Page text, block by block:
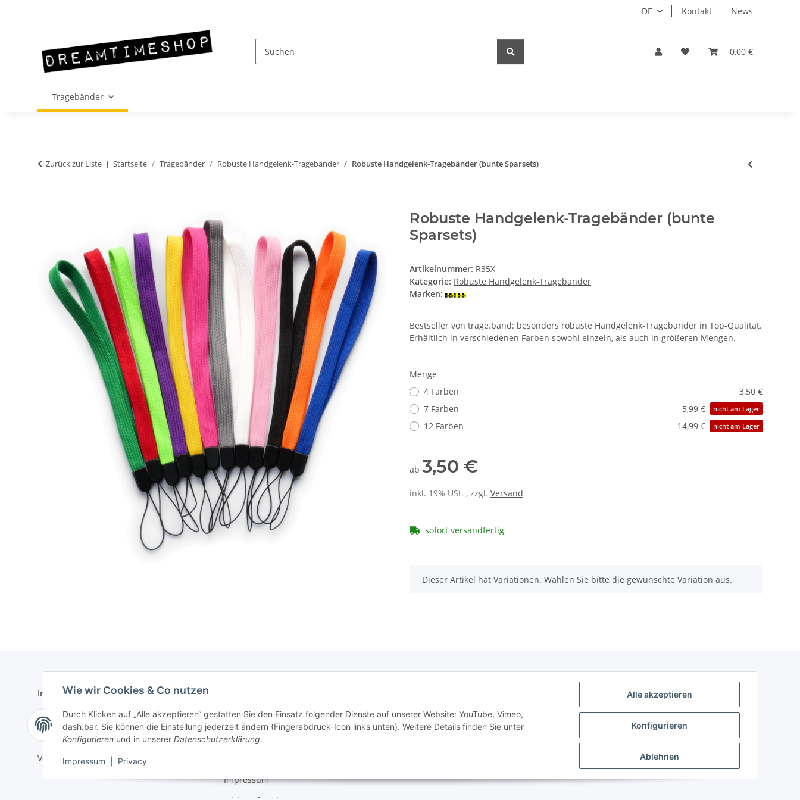
Alle akzeptieren
Konfigurieren
Ablehnen
Wie wir Cookies & Co nutzen
Durch Klicken auf „Alle akzeptieren“ gestatten Sie den Einsatz folgender Dienste auf unserer Website: YouTube, Vimeo,
dash.bar. Sie können die Einstellung jederzeit ändern (Fingerabdruck-Icon links unten). Weitere Details finden Sie unter
Konfigurieren und in unserer Datenschutzerklärung.
Impressum Privacy
DE Kontakt News
0,00 €
Tragebänder
Zurück zur Liste Startseite Tragebänder Robuste Handgelenk-Tragebänder Robuste Handgelenk-Tragebänder (bunte Sparsets)
Robuste Handgelenk-Tragebänder (bunte
Sparsets)
Artikelnummer: R35X
Kategorie: Robuste Handgelenk-Tragebänder
Marken:
Bestseller von trage.band: besonders robuste Handgelenk-Tragebänder in Top-Qualität.
Erhältlich in verschiedenen Farben sowohl einzeln, als auch in größeren Mengen.
Menge
4 Farben
3,50 €
7 Farben
5,99 € nicht am Lager
12 Farben 14,99 € nicht am Lager
ab 3,50 €
inkl. 19% USt. , zzgl. Versand
sofort versandfertig
x
Dieser Artikel hat Variationen. Wählen Sie bitte die gewünschte Variation aus.
Informationen
Wir über uns
Zahlungsmöglichkeiten
Versandinformationen
Datenschutz
AGB
Impressum